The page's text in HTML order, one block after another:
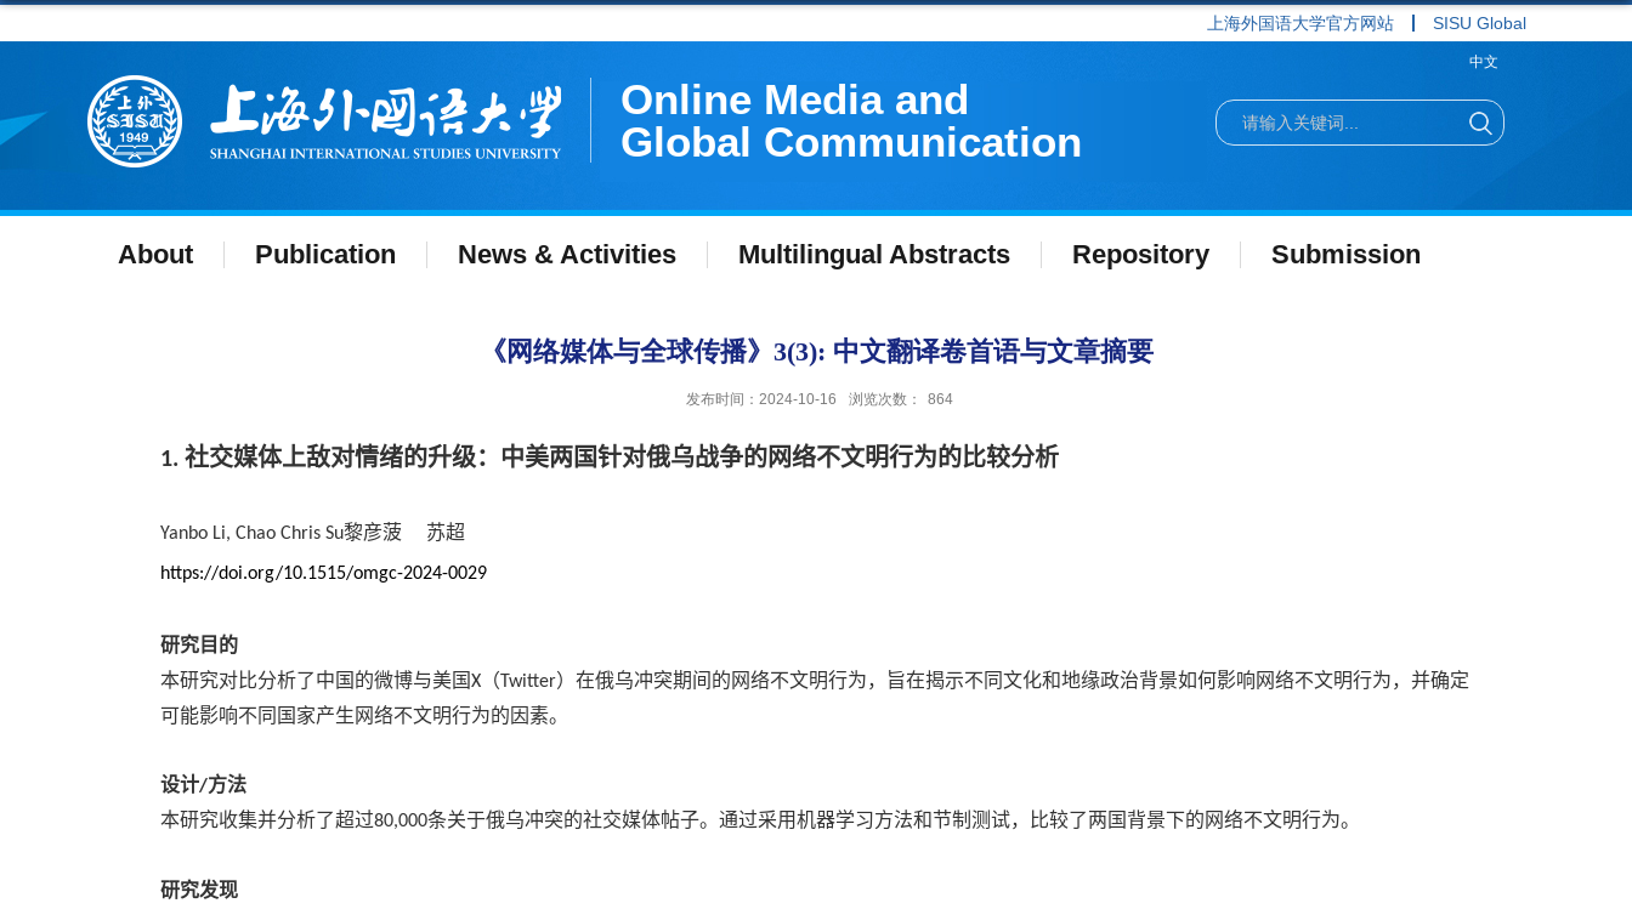
上海外国语大学官方网站 SISU Global
Online Media and
Global Communication
中文
About Publication News & Activities Multilingual Abstracts Repository Submission
​《网络媒体与全球传播》3(3): 中文翻译卷首语与文章摘要
发布时间：2024-10-16 浏览次数： 864
1. 社交媒体上敌对情绪的升级：中美两国针对俄乌战争的网络不文明行为的比较分析
Yanbo Li, Chao Chris Su黎彦菠 苏超
https://doi.org/10.1515/omgc-2024-0029
研究目的
本研究对比分析了中国的微博与美国X （ Twitter）在俄乌冲突期间的网络不文明行为，旨在揭示不同文化和地缘政治背景如何影响网络不文明行为，并确定
可能影响不同国家产生网络不文明行为的因素。
设计/方法
本研究收集并分析了超过80,000条关于俄乌冲突的社交媒体帖子。通过采用机器学习方法和节制测试，比较了两国背景下的网络不文明行为。
研究发现